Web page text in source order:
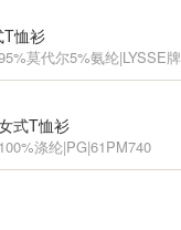
T恤衫
莫代尔5%氨纶|LYSSE牌
式T恤衫
涤纶|PG|61PM740